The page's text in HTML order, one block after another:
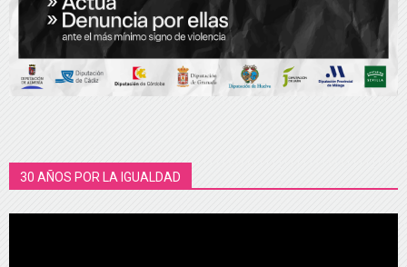
30 AÑOS POR LA IGUALDAD